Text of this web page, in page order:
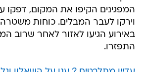
המפגינים הקיפו את המקום, דפקו
וירקו לעבר המבלים. כוחות
באירוע הגיעו לאזור לאחר שרוב
התפזרו.